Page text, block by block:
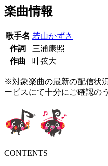
楽曲情報
歌手名 若山かずさ
作詞
三浦康照
作曲
叶弦大
※対象楽曲の最新の配信状
ービスにて十分にご確認の
CONTENTS